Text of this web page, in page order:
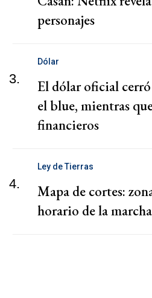
personajes
3.
Dólar
El dólar oficial
el blue, mientras
financieros
4.
Ley de Tierras
Mapa de cortes:
horario de la